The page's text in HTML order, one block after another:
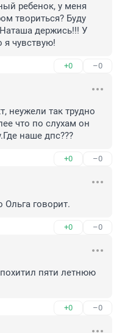
ребенок, у меня
твориться? Буду
держись!!! У
я чувствую!
+0 –0
неужели так трудно
что по слухам он
наше дпс???
+0 –0
Ольга говорит.
+0 –0
пяти летнюю
+0 –0